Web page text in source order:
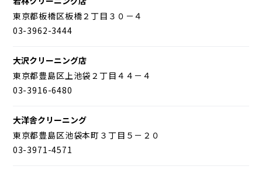
東京都板橋区板橋２丁目３０－４
03-3962-3444
大沢クリーニング店
東京都豊島区上池袋２丁目４４－４
03-3916-6480
大洋舎クリーニング
東京都豊島区池袋本町３丁目５－２０
03-3971-4571